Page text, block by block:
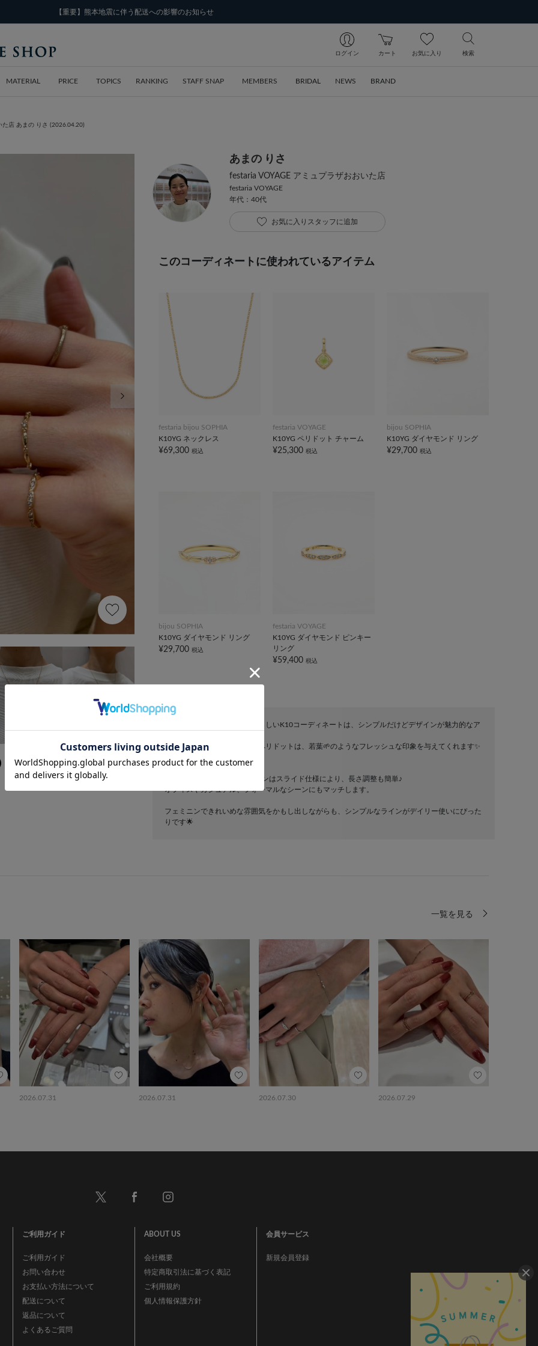
【重要】熊本地震に伴う配送への影響のお知らせ
ログイン カート お気に入り 検索
MATERIAL PRICE TOPICS RANKING STAFF SNAP MEMBERS BRIDAL NEWS BRAND
た店 あまの りさ (2026.04.20)
あまの りさ
festaria VOYAGE アミュプラザおおいた店
festaria VOYAGE
年代：40代
お気に入りスタッフに追加
このコーディネートに使われているアイテム
festaria bijou SOPHIA
K10YG ネックレス
¥69,300 税込
festaria VOYAGE
K10YG ペリドット チャーム
¥25,300 税込
bijou SOPHIA
K10YG ダイヤモンド リング
¥29,700 税込
bijou SOPHIA
K10YG ダイヤモンド リング
¥29,700 税込
festaria VOYAGE
K10YG ダイヤモンド ピンキー
リング
¥59,400 税込
ペリドットのチャームが可愛らしいK10コーディネートは、シンプルだけどデザインが魅力的なア
瑞々しいカボションカットのペリドットは、若葉🌱のようなフレッシュな印象を与えてくれます✨
ゆったりとした50cmのチェーンはスライド仕様により、長さ調整も簡単♪
オフィスやカジュアル、フォーマルなシーンにもマッチします。
フェミニンできれいめな雰囲気をかもし出しながらも、シンプルなラインがデイリー使いにぴった
りです🌟
一覧を見る
2026.07.31 2026.07.31 2026.07.30 2026.07.29
ご利用ガイド
ご利用ガイド
お問い合わせ
お支払い方法について
配送について
返品について
よくあるご質問
ABOUT US
会社概要
特定商取引法に基づく表記
ご利用規約
個人情報保護方針
会員サービス
新規会員登録